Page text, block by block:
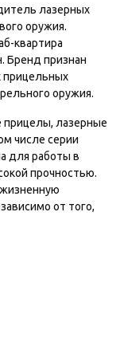
лазерных
оружия.
квартира
Бренд признан
прицельных
оружия.
прицелы, лазерные
числе серии
для работы в
прочностью.
от того,